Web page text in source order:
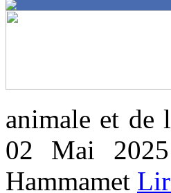
animale et de
02 Mai
Hammamet